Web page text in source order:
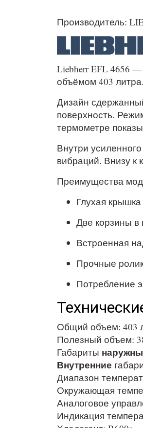
Производитель:
Liebherr EFL 4656
объёмом 403 литра.
Дизайн
поверхность.
термометре
Внутри
вибраций. Внизу к
Преимущества
Глухая
Две корзины в
Встроенная
Прочные
Потребление
Общий объем: 403
Полезный объем:
Габариты
Внутренние
Диапазон
Окружающая
Аналоговое
Индикация